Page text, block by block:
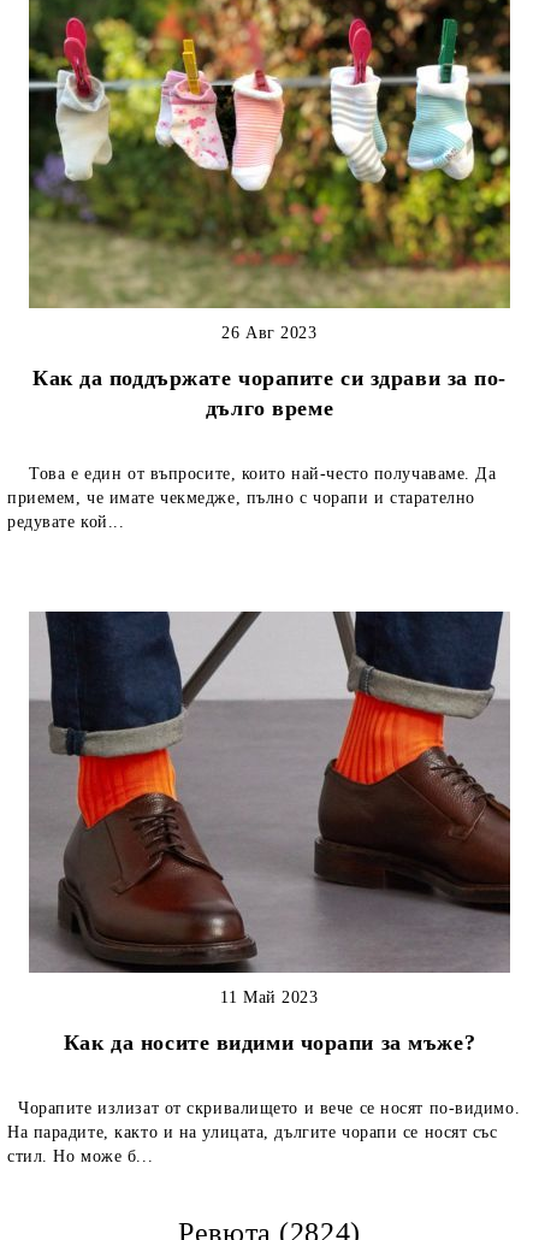
Как да поддържате чорапите си здрави за по-
дълго време
26 Авг 2023
Това е един от въпросите, които най-често получаваме. Да
приемем, че имате чекмедже, пълно с чорапи и старателно
редувате кой...
Как да носите видими чорапи за мъже?
11 Май 2023
Чорапите излизат от скривалището и вече се носят по-видимо.
На парадите, както и на улицата, дългите чорапи се носят със
стил. Но може б...
Ревюта (2824)